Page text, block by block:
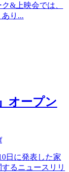
&上映会では、
り ...
オープン
日に発表した家
るニュースリリ